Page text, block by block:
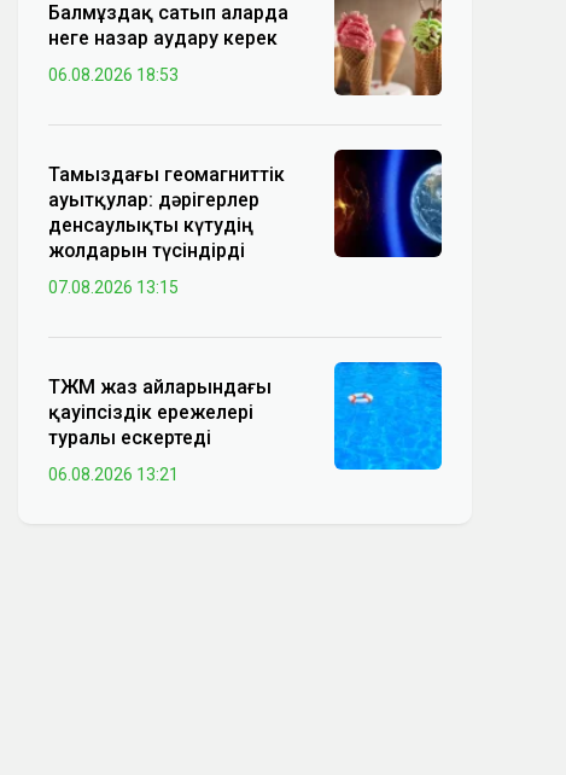
Балмұздақ сатып аларда
неге назар аудару керек
06.08.2026 18:53
Тамыздағы геомагниттік
ауытқулар: дәрігерлер
денсаулықты күтудің
жолдарын түсіндірді
07.08.2026 13:15
ТЖМ жаз айларындағы
қауіпсіздік ережелері
туралы ескертеді
06.08.2026 13:21